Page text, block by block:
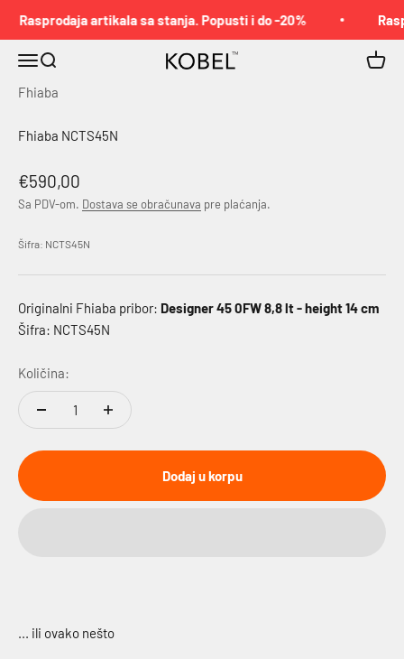
Rasprodaja artikala sa stanja. Popusti i do -20%
MeniPretraga KOBEL™
Korpa
Fhiaba
Fhiaba NCTS45N
Akcijska cena
€590,00
Sa PDV-om. Dostava se obračunava pre plaćanja.
Šifra: NCTS45N
Originalni Fhiaba pribor: Designer 45 0FW 8,8 lt - height 14 cm
Šifra: NCTS45N
Količina:
Dodaj u korpu